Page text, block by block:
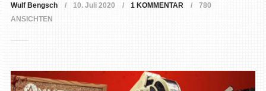
Wulf Bengsch 10. Juli 2020 1 KOMMENTAR
780
ANSICHTEN